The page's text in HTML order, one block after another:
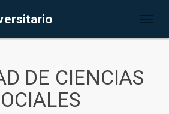
DE CIENCIAS